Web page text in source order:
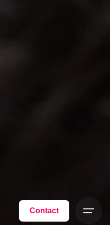
Contact